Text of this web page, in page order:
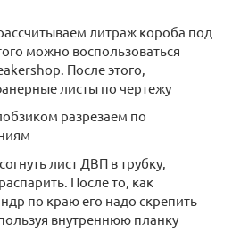
литраж короба под
можно воспользоваться
После этого,
листы по чертежу
разрезаем по
лист ДВП в трубку,
После то, как
по краю его надо скрепить
внутреннюю планку